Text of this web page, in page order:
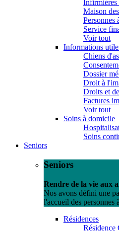
Infirmières
Maison
Personnes
Service
Voir tout
Informations
Chiens
Dossier
Droit à
Droits et
Factures
Voir tout
Soins à domicile
Soins
Seniors
Seniors
Rendre de la vie aux
Nos avons défini une
l'accueil des personnes
Résidences
Résidence